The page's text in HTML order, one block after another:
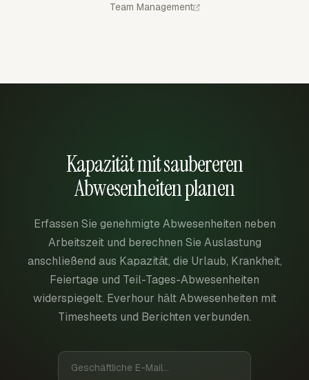
Team Management
Kapazität mit saubereren
Abwesenheiten planen
Erfassen Sie genehmigte Abwesenheiten neben
Arbeitszeit und berechnen Sie Auslastung
anschließend aus Kapazität, die Urlaub, Krankheit,
Feiertage und Teil-Tages-Abwesenheiten
widerspiegelt. Everhour hält Abwesenheiten mit
Timesheets und Berichten verbunden.